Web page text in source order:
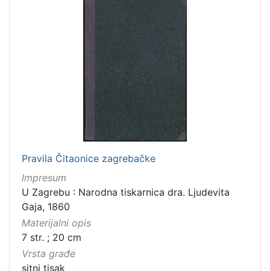
Pravila Čitaonice zagrebačke
Impresum
U Zagrebu : Narodna tiskarnica dra. Ljudevita
Gaja, 1860
Materijalni opis
7 str. ; 20 cm
Vrsta građe
sitni tisak